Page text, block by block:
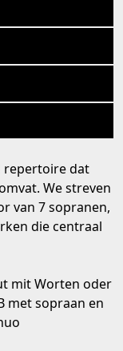
repertoire dat
We streven
van 7 sopranen,
die centraal
mit Worten oder
met sopraan en